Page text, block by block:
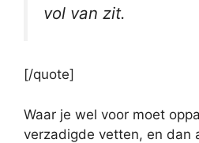
vol van zit.
[/quote]
Waar je wel voor moet
verzadigde vetten, en dan